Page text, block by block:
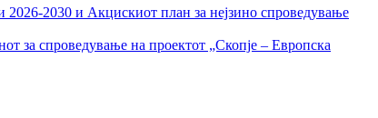
2026-2030 и Акцискиот план за нејзино спроведување
за спроведување на проектот „Скопје – Европска